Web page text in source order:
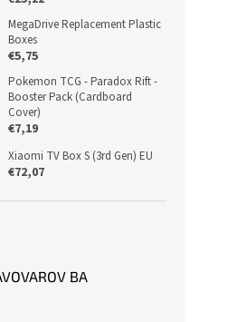
MegaDrive Replacement Plastic
Boxes
€5,75
Pokemon TCG - Paradox Rift -
Booster Pack (Cardboard
Cover)
€7,19
Xiaomi TV Box S (3rd Gen) EU
€72,07
BA